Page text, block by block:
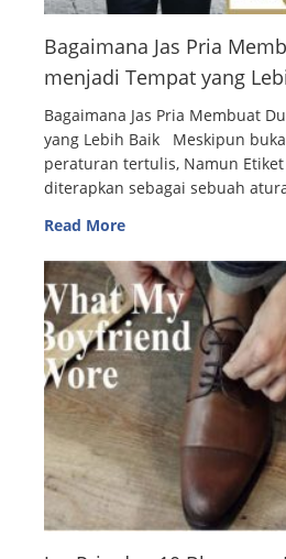
Bagaimana Jas Pria
menjadi Tempat yang
Bagaimana Jas Pria Membuat
yang Lebih Baik Meskipun
peraturan tertulis, Namun
diterapkan sebagai sebuah
Read More